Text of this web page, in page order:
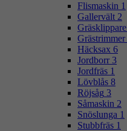
Flismaskin 1
Gallervält 2
Gräsklippare
Grästrimmer
Häcksax 6
Jordborr 3
Jordfräs 1
Lövblås 8
Röjsåg 3
Såmaskin 2
Snöslunga 1
Stubbfräs 1